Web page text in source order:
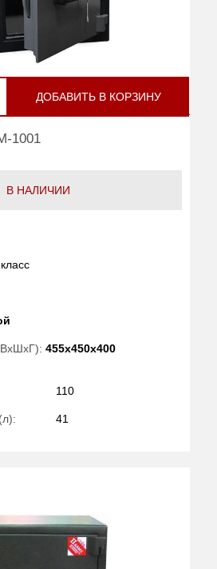
ДОБАВИТЬ В КОРЗИНУ
1001
В НАЛИЧИИ
455x450x400
110
41